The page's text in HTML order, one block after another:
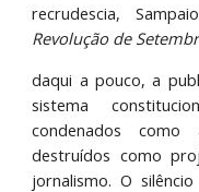
recrudescia,
Revolução de
daqui a pouco, a
sistema
condenados
destruídos como
jornalismo. O